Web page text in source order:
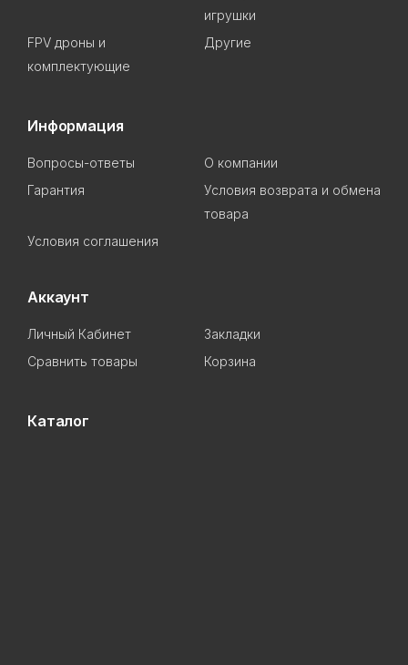
игрушки
FPV дроны и
комплектующие
Другие
Информация
Вопросы-ответы
О компании
Гарантия
Условия возврата и обмена
товара
Условия соглашения
Аккаунт
Личный Кабинет
Закладки
Сравнить товары
Корзина
Каталог